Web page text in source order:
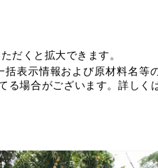
だくと拡大できます。
表示情報および原材料名等
る場合がございます。詳しく